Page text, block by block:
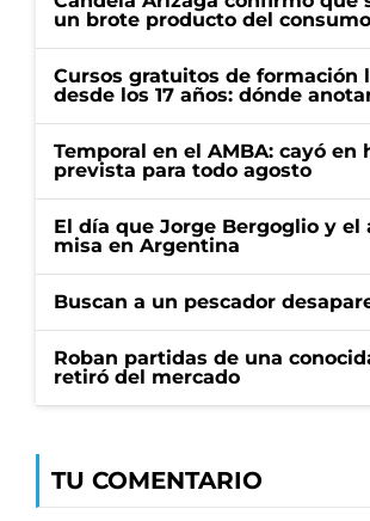
un brote producto del
Cursos gratuitos de formación
desde los 17 años: dónde
Temporal en el AMBA: cayó
prevista para todo agosto
El día que Jorge Bergoglio y
misa en Argentina
Buscan a un pescador
Roban partidas de una
retiró del mercado
TU COMENTARIO